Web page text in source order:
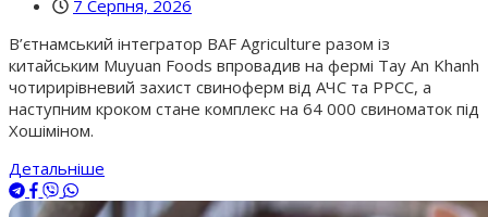
7 Серпня, 2026
В’єтнамський інтегратор BAF Agriculture разом із
китайським Muyuan Foods впровадив на фермі Tay An Khanh
чотирирівневий захист свиноферм від АЧС та РРСС, а
наступним кроком стане комплекс на 64 000 свиноматок під
Хошіміном.
Детальніше